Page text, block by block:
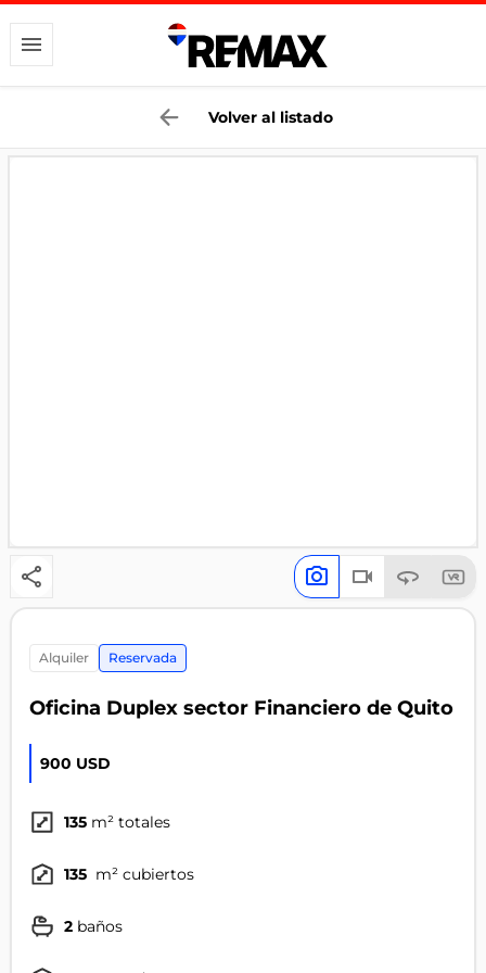
Volver al listado
alquiler Reservada
Oficina Duplex sector Financiero de Quito
900 USD
135 m² totales
135 m² cubiertos
2 baños